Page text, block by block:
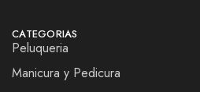
CATEGORIAS
Peluqueria
Manicura y Pedicura